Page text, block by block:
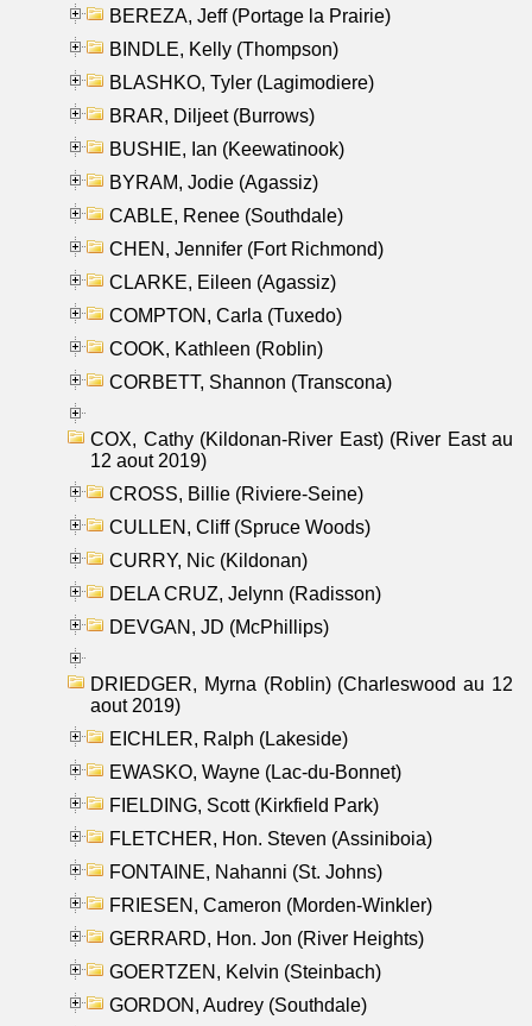
BEREZA, Jeff (Portage la Prairie)
BINDLE, Kelly (Thompson)
BLASHKO, Tyler (Lagimodiere)
BRAR, Diljeet (Burrows)
BUSHIE, Ian (Keewatinook)
BYRAM, Jodie (Agassiz)
CABLE, Renee (Southdale)
CHEN, Jennifer (Fort Richmond)
CLARKE, Eileen (Agassiz)
COMPTON, Carla (Tuxedo)
COOK, Kathleen (Roblin)
CORBETT, Shannon (Transcona)
COX, Cathy (Kildonan-River East) (River East au
12 aout 2019)
CROSS, Billie (Riviere-Seine)
CULLEN, Cliff (Spruce Woods)
CURRY, Nic (Kildonan)
DELA CRUZ, Jelynn (Radisson)
DEVGAN, JD (McPhillips)
DRIEDGER, Myrna (Roblin) (Charleswood au 12
aout 2019)
EICHLER, Ralph (Lakeside)
EWASKO, Wayne (Lac-du-Bonnet)
FIELDING, Scott (Kirkfield Park)
FLETCHER, Hon. Steven (Assiniboia)
FONTAINE, Nahanni (St. Johns)
FRIESEN, Cameron (Morden-Winkler)
GERRARD, Hon. Jon (River Heights)
GOERTZEN, Kelvin (Steinbach)
GORDON, Audrey (Southdale)